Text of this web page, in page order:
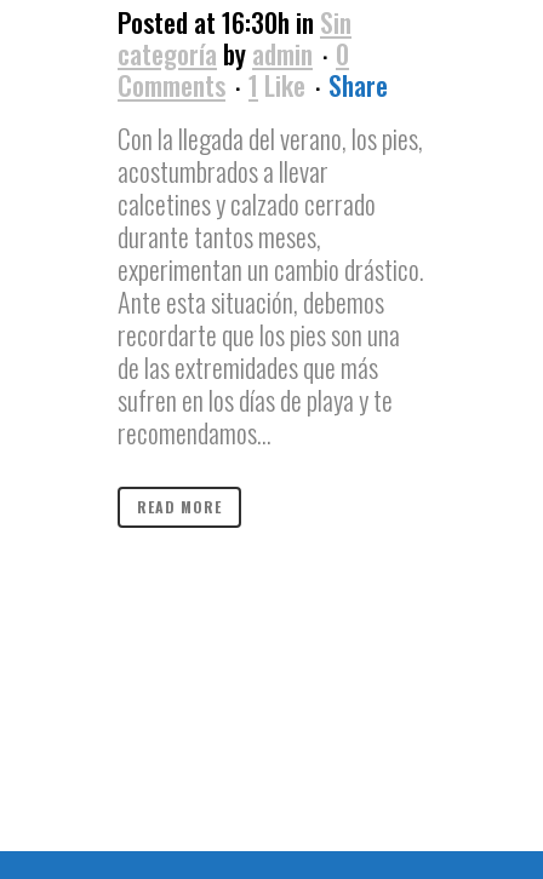
Posted at 16:30h in Sin
categoría byadmin
0
Comments 1 Like
Share
Con la llegada del verano, los pies,
acostumbrados a llevar
calcetines y calzado cerrado
durante tantos meses,
experimentan un cambio drástico.
Ante esta situación, debemos
recordarte que los pies son una
de las extremidades que más
sufren en los días de playa y te
recomendamos...
READ MORE